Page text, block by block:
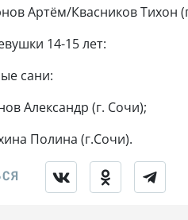
Артём/Квасников Тихон
14-15 лет:
сани:
Александр (г. Сочи);
Полина (г.Сочи).